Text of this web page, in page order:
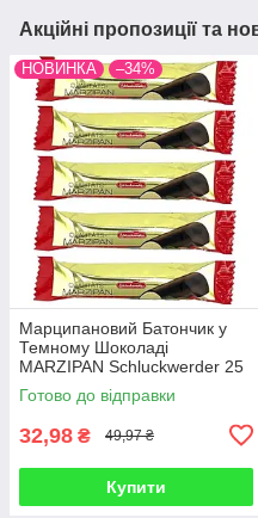
Акційні пропозиції та
НОВИНКА –34%
Марципановий Батончик у
Темному Шоколаді
MARZIPAN Schluckwerder 25
г Німеччина
Готово до відправки
32,98 ₴ 49,97 ₴
Купити